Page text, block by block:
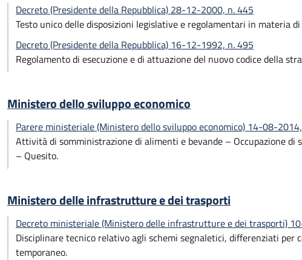
Decreto (Presidente della Repubblica) 28-12-2000, n. 445
Testo unico delle disposizioni legislative e regolamentari in materia
Decreto (Presidente della Repubblica) 16-12-1992, n. 495
Regolamento di esecuzione e di attuazione del nuovo codice della
Ministero dello sviluppo economico
Parere ministeriale (Ministero dello sviluppo economico) 14-08-
Attività di somministrazione di alimenti e bevande – Occupazione
– Quesito.
Ministero delle infrastrutture e dei trasporti
Decreto ministeriale (Ministero delle infrastrutture e dei trasporti)
Disciplinare tecnico relativo agli schemi segnaletici, differenziati per
temporaneo.